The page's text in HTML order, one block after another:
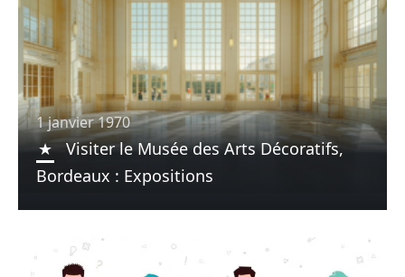
1 janvier 1970
Visiter le Musée des Arts Décoratifs,
Bordeaux : Expositions